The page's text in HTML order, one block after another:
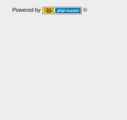
Powered by ©